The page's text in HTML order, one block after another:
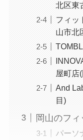
北区東
フィッ
山市北
屋町店
And
目)
岡山のフ
パーソ